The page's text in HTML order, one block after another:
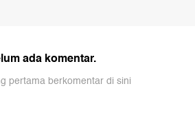
ada komentar.
pertama berkomentar di sini